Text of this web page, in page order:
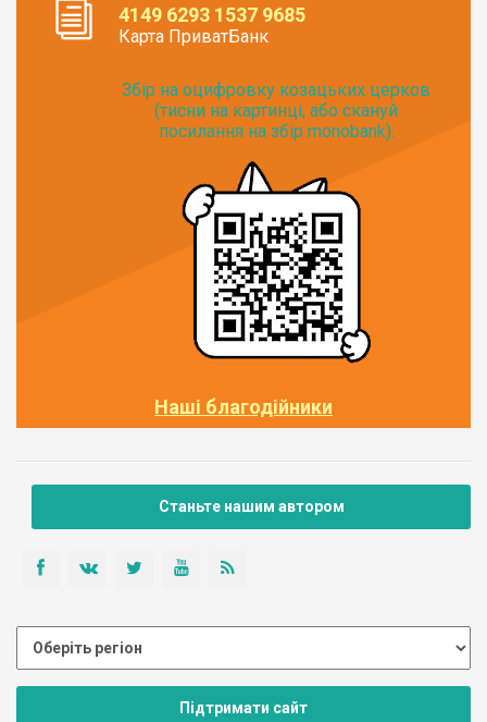
4149 6293 1537 9685
Карта ПриватБанк
Збір на оцифровку козацьких церков
(тисни на картинці, або скануй
посилання на збір monobank):
Наші благодійники
Станьте нашим автором
Підтримати сайт